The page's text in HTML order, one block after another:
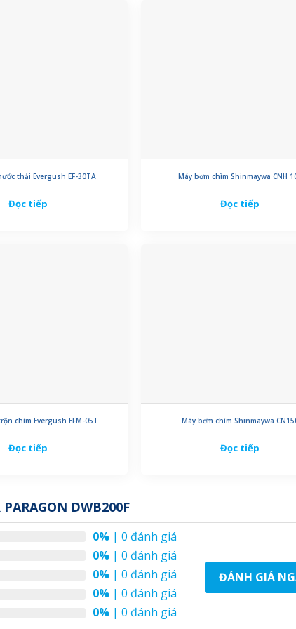
thải Evergush EF-30TA
Đọc tiếp
Máy bơm chìm Shinmaywa CNH
Đọc tiếp
chìm Evergush EFM-05T
Đọc tiếp
Máy bơm chìm Shinmaywa
Đọc tiếp
DWB200F
0% | 0 đánh giá
0% | 0 đánh giá
0% | 0 đánh giá
0% | 0 đánh giá
0% | 0 đánh giá
ĐÁNH GIÁ